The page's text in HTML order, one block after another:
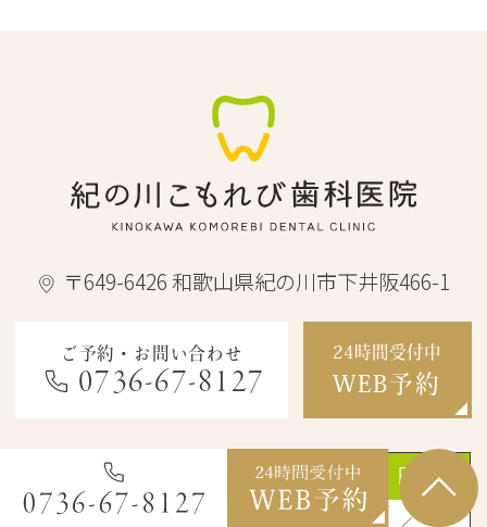
〒649-6426 和歌山県紀の川市下井阪466-1
ご予約・お問い合わせ
0736-67-8127
24時間受付中
WEB予約
診療時間 水 木 金 土 日 祝